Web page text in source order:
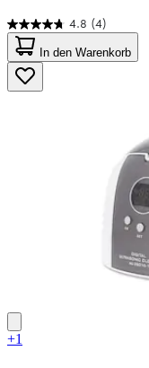
4.8 (4)
4.8
von
5
Sternen.
4
In den Warenkorb
+1